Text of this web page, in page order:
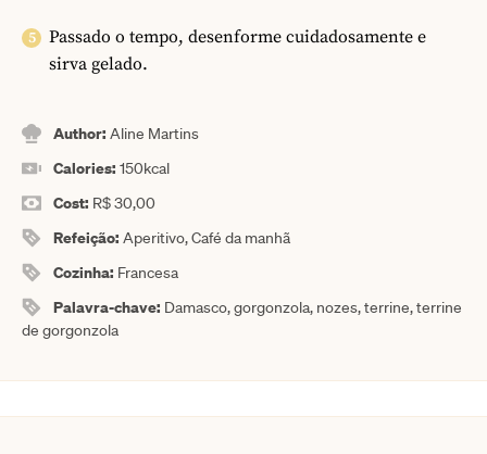
Passado o tempo, desenforme cuidadosamente e
sirva gelado.
Author:Aline Martins
Calories:150kcal
Cost: R$ 30,00
Refeição:Aperitivo, Café da manhã
Cozinha: Francesa
Palavra-chave: Damasco, gorgonzola, nozes, terrine, terrine
de gorgonzola